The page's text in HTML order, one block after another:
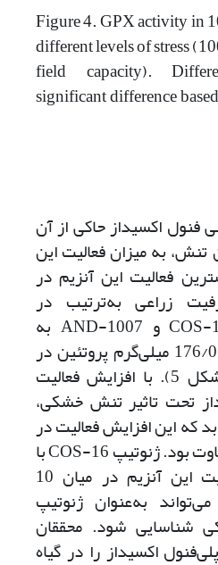
Figure 4. GPX activity in
different levels of stress
field capacity).
significant difference
فنول اکسیداز حاکی از آن
تنش، به میزان فعالیت این
فعالیت این آنزیم در
زراعی به‌ترتیب در
ژنوتیپ‌های COS-16، Tylor و AND-1007 به
میزان 183/0، 18/0 و 176/0 میلی‌گرم پروتئین در
دقیقه مشاهده شد (شکل 5). با افزایش فعالیت
تحت تاثیر تنش خشکی،
که این افزایش فعالیت در
ژنوتیپ‌های مختلف، متفاوت بود. ژنوتیپ COS-16 با
داشتن بیشترین فعالیت این آنزیم در میان 10
به‌عنوان ژنوتیپ
شناسایی شود. محققان
اکسیداز را در گیاه